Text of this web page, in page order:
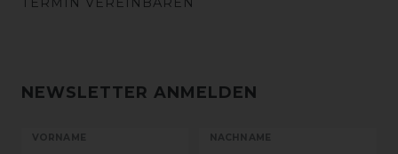
NEWSLETTER ANMELDEN
VORNAME NACHNAME